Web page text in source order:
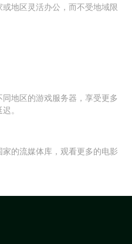
地区灵活办公，而不受地域限
地区的游戏服务器，享受更多
。
的流媒体库，观看更多的电影